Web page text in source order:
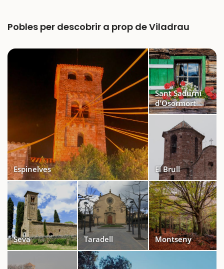
Pobles per descobrir a prop de Viladrau
Espinelves
Sant Sadurní
d'Osormort
El Brull
Seva Taradell Montseny